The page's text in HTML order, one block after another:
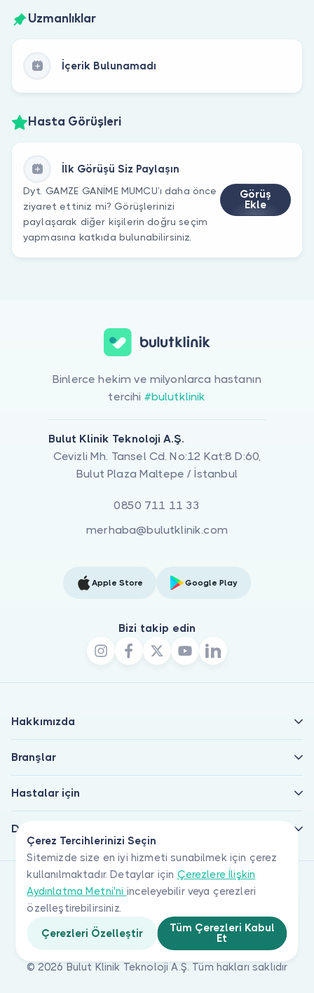
Uzmanlıklar
İçerik Bulunamadı
Hasta Görüşleri
İlk Görüşü Siz Paylaşın
Dyt. GAMZE GANİME MUMCU’ı daha önce
ziyaret ettiniz mi? Görüşlerinizi
paylaşarak diğer kişilerin doğru seçim
yapmasına katkıda bulunabilirsiniz.
Görüş
Ekle
Çerez Tercihlerinizi Seçin
Sitemizde size en iyi hizmeti sunabilmek için çerez
kullanılmaktadır. Detaylar için Çerezlere İlişkin
Aydınlatma Metni'ni inceleyebilir veya çerezleri
özelleştirebilirsiniz.
Çerezleri Özelleştir
Tüm Çerezleri Kabul
Et
Binlerce hekim ve milyonlarca hastanın
tercihi #bulutklinik
Bulut Klinik Teknoloji A.Ş.
Cevizli Mh. Tansel Cd. No:12 Kat:8 D:60,
Bulut Plaza Maltepe / İstanbul
0850 711 11 33
merhaba@bulutklinik.com
Apple Store Google Play
Bizi takip edin
Hakkımızda
Branşlar
Hastalar için
Doktorlar için
© 2026 Bulut Klinik Teknoloji A.Ş. Tüm hakları saklıdır